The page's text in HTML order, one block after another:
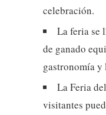
celebración.
La feria se
de ganado
gastronomía
La Feria
visitantes